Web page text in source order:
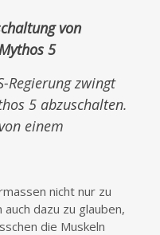
von
5
Regierung zwingt
5 abzuschalten.
einem
nicht nur zu
dazu zu glauben,
die Muskeln